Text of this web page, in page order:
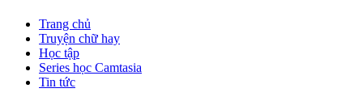
Trang chủ
Truyện chữ hay
Học tập
Series học Camtasia
Tin tức